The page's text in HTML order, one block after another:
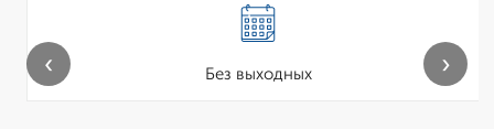
Без выходных
‹ ›